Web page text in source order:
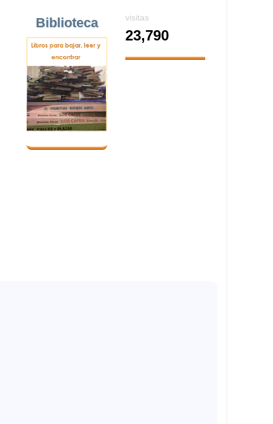
Biblioteca visitas
23,790